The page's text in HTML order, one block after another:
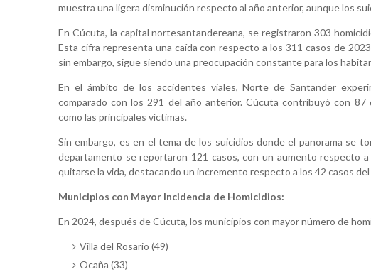
muestra una ligera disminución respecto al año anterior, aunque los
En Cúcuta, la capital nortesantandereana, se registraron 303
Esta cifra representa una caída con respecto a los 311 casos de
sin embargo, sigue siendo una preocupación constante para los
En el ámbito de los accidentes viales, Norte de Santander
comparado con los 291 del año anterior. Cúcuta contribuyó con
como las principales víctimas.
Sin embargo, es en el tema de los suicidios donde el panorama se
departamento se reportaron 121 casos, con un aumento respecto
quitarse la vida, destacando un incremento respecto a los 42 casos
Municipios con Mayor Incidencia de Homicidios:
En 2024, después de Cúcuta, los municipios con mayor número de
Villa del Rosario (49)
Ocaña (33)